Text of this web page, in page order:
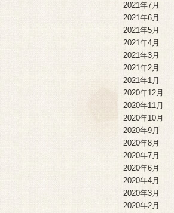
2021年7月
2021年6月
2021年5月
2021年4月
2021年3月
2021年2月
2021年1月
2020年12月
2020年11月
2020年10月
2020年9月
2020年8月
2020年7月
2020年6月
2020年4月
2020年3月
2020年2月